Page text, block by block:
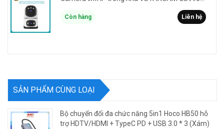
Còn hàng Liên hệ
SẢN PHẨM CÙNG LOẠI
Bộ chuyển đổi đa chức năng 5in1 Hoco HB50 hỗ
trợ HDTV/HDMI + TypeC PD + USB 3.0 * 3 (Xám)